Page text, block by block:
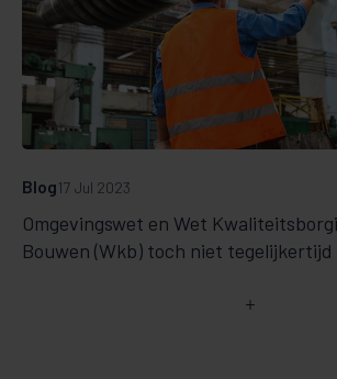
Omgevingswet en Wet
Bouwen (Wkb) toch niet
Blog17 Jul 2023